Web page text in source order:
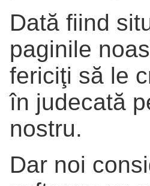
Dată fiind
paginile
fericiţi să le
în judecată
nostru.
Dar noi